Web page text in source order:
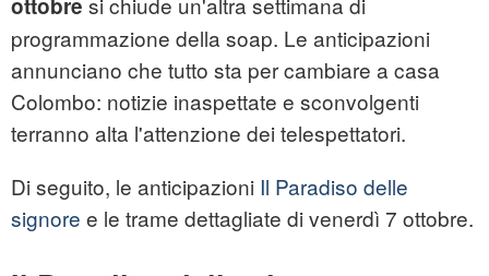
ottobre
programmazione della soap. Le anticipazioni
annunciano che tutto sta per cambiare a casa
Colombo: notizie inaspettate e sconvolgenti
terranno alta l'attenzione dei telespettatori.
Di seguito, le anticipazioni Il Paradiso delle
signore e le trame dettagliate di venerdì 7 ottobre.